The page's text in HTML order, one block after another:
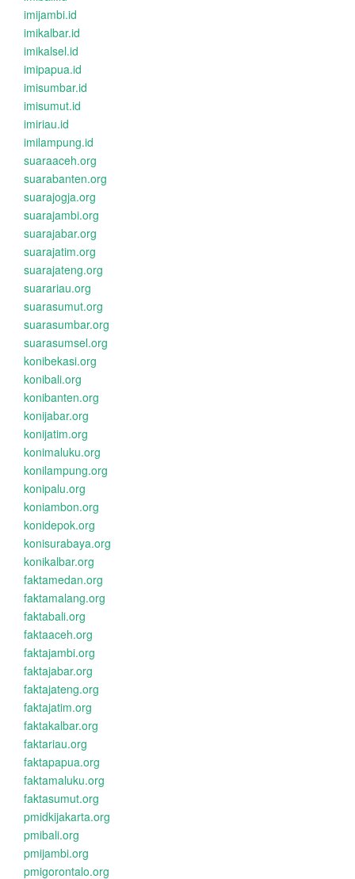
imijambi.id
imikalbar.id
imikalsel.id
imipapua.id
imisumbar.id
imisumut.id
imiriau.id
imilampung.id
suaraaceh.org
suarabanten.org
suarajogja.org
suarajambi.org
suarajabar.org
suarajatim.org
suarajateng.org
suarariau.org
suarasumut.org
suarasumbar.org
suarasumsel.org
konibekasi.org
konibali.org
konibanten.org
konijabar.org
konijatim.org
konimaluku.org
konilampung.org
konipalu.org
koniambon.org
konidepok.org
konisurabaya.org
konikalbar.org
faktamedan.org
faktamalang.org
faktabali.org
faktaaceh.org
faktajambi.org
faktajabar.org
faktajateng.org
faktajatim.org
faktakalbar.org
faktariau.org
faktapapua.org
faktamaluku.org
faktasumut.org
pmidkijakarta.org
pmibali.org
pmijambi.org
pmigorontalo.org